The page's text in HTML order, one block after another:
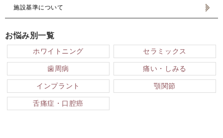
施設基準について
お悩み別一覧
ホワイトニング セラミックス
歯周病 痛い・しみる
インプラント 顎関節
舌痛症・口腔癌